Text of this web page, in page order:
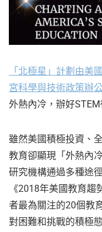
「北極星」計劃由美
宮科學與技術政策辦
外熱內冷，辦好STEM
雖然美國積極投資、
教育卻顯現「外熱內
研究機構通過多種途
《2018年美國教育
者最為關注的20個教
對困難和挑戰的積極